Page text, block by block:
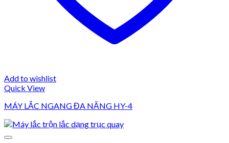
Add to wishlist
Quick View
MÁY LẮC NGANG ĐA NĂNG HY-4